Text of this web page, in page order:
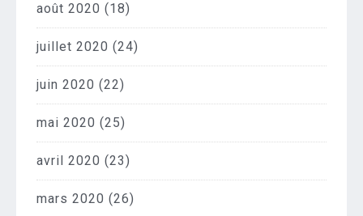
août 2020 (18)
juillet 2020 (24)
juin 2020 (22)
mai 2020 (25)
avril 2020 (23)
mars 2020 (26)